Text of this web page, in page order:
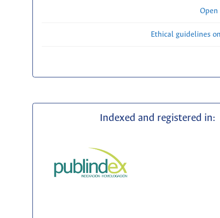
Open
Ethical guidelines
Indexed and registered in: